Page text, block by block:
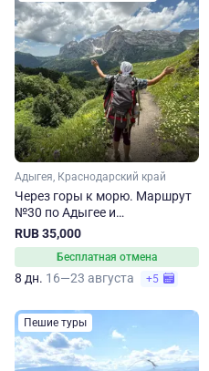
Адыгея, Краснодарский край
Через горы к морю. Маршрут
№30 по Адыгее и
Краснодарскому краю
RUB 35,000
Бесплатная отмена
8 дн. 16—23 августа +5
Пешие туры